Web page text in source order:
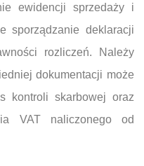
ewidencji sprzedaży i
sporządzanie deklaracji
rozliczeń. Należy
dokumentacji może
kontroli skarbowej oraz
VAT naliczonego od